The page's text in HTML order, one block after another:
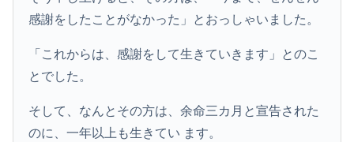
感謝をしたことがなかった」とおっしゃいました。
「これからは、感謝をして生きていきます」とのこ
とでした。
そして、なんとその方は、余命三カ月と宣告された
のに、一年以上も生きてい ます。